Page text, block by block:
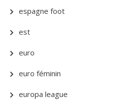
espagne foot
est
euro
euro féminin
europa league